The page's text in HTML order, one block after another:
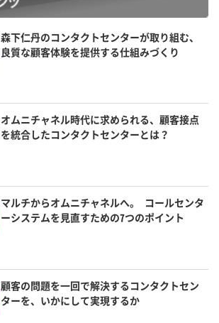
森下仁丹のコンタクトセンターが取り組む、
良質な顧客体験を提供する仕組みづくり
オムニチャネル時代に求められる、顧客接点
を統合したコンタクトセンターとは？
マルチからオムニチャネルへ。 コールセンタ
ーシステムを見直すための7つのポイント
顧客の問題を一回で解決するコンタクトセン
ターを、いかにして実現するか